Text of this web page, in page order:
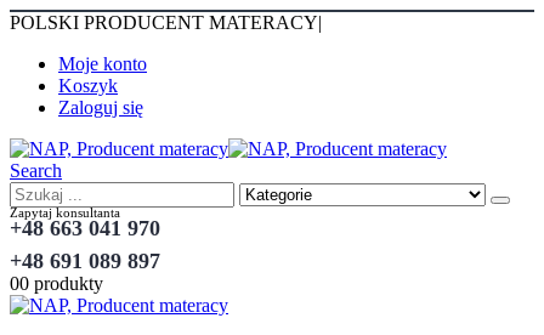
POLSKI PRODUCENT MATERACY|
Moje konto
Koszyk
Zaloguj się
Search
Zapytaj konsultanta
+48 663 041 970
+48 691 089 897
00 produkty